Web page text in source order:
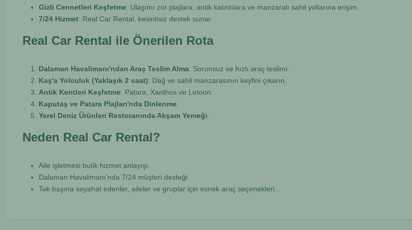
Gizli Cennetleri Keşfetme: Ulaşımı zor plajlara, antik kalıntılara ve manzaralı sahil yollarına erişim.
7/24 Hizmet: Real Car Rental, kesintisiz destek sunar.
Real Car Rental ile Önerilen Rota
Dalaman Havalimanı'ndan Araç Teslim Alma: Sorunsuz ve hızlı araç teslimi.
Kaş'a Yolculuk (Yaklaşık 2 saat): Dağ ve sahil manzarasının keyfini çıkarın.
Antik Kentleri Keşfetme: Patara, Xanthos ve Letoon.
Kaputaş ve Patara Plajları'nda Dinlenme
Yerel Deniz Ürünleri Restoranında Akşam Yemeği
Neden Real Car Rental?
Aile işletmesi butik hizmet anlayışı.
Dalaman Havalimanı'nda 7/24 müşteri desteği.
Tek başına seyahat edenler, aileler ve gruplar için esnek araç seçenekleri.